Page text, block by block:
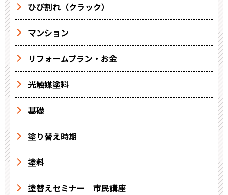
ひび割れ（クラック）
マンション
リフォームプラン・お金
光触媒塗料
基礎
塗り替え時期
塗料
塗替えセミナー 市民講座